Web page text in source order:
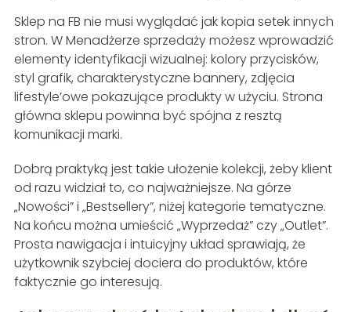
Sklep na FB nie musi wyglądać jak kopia setek innych
stron. W Menadżerze sprzedaży możesz wprowadzić
elementy identyfikacji wizualnej: kolory przycisków,
styl grafik, charakterystyczne bannery, zdjęcia
lifestyle’owe pokazujące produkty w użyciu. Strona
główna sklepu powinna być spójna z resztą
komunikacji marki.
Dobrą praktyką jest takie ułożenie kolekcji, żeby klient
od razu widział to, co najważniejsze. Na górze
„Nowości” i „Bestsellery”, niżej kategorie tematyczne.
Na końcu można umieścić „Wyprzedaż” czy „Outlet”.
Prosta nawigacja i intuicyjny układ sprawiają, że
użytkownik szybciej dociera do produktów, które
faktycznie go interesują.